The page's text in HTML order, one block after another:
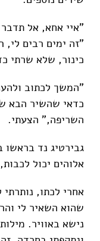
"איי אחא, אל
"זה ימים רבים
כינור, שלא שרתי
"המשך לכתוב
כדאי שהשיר הבא
השריפה," הצעתי.
גבירטיג נד
אלוהים יכול
אחרי לכתו,
שהוא השאיר לי
נישא באוויר.